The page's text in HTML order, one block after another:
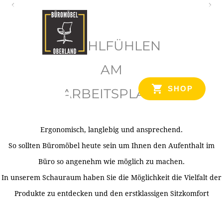
SHOP
WOHLFÜHLEN
AM
ARBEITSPLATZ
Ergonomisch, langlebig und ansprechend.
So sollten Büromöbel heute sein um Ihnen den Aufenthalt im
Büro so angenehm wie möglich zu machen.
In unserem Schauraum haben Sie die Möglichkeit die Vielfalt der
Produkte zu entdecken und den erstklassigen Sitzkomfort